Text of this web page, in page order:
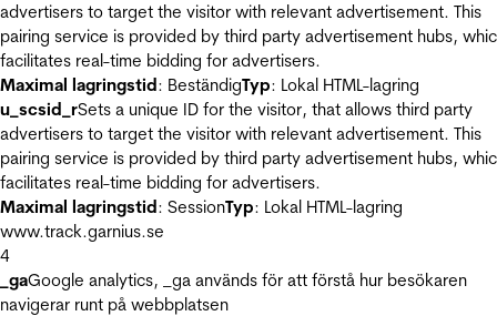
advertisers to target the visitor with relevant advertisement. This
pairing service is provided by third party advertisement hubs,
facilitates real-time bidding for advertisers.
Maximal lagringstid: BeständigTyp: Lokal HTML-lagring
u_scsid_rSets a unique ID for the visitor, that allows third party
advertisers to target the visitor with relevant advertisement. This
pairing service is provided by third party advertisement hubs,
facilitates real-time bidding for advertisers.
Maximal lagringstid: SessionTyp: Lokal HTML-lagring
www.track.garnius.se
4
_gaGoogle analytics, _ga används för att förstå hur besökaren
navigerar runt på webbplatsen